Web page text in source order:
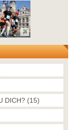
DICH? (15)